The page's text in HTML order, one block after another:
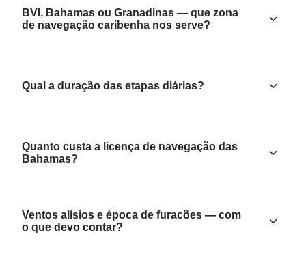
BVI, Bahamas ou Granadinas — que zona
de navegação caribenha nos serve?
Qual a duração das etapas diárias?
Quanto custa a licença de navegação das
Bahamas?
Ventos alísios e época de furacões — com
o que devo contar?